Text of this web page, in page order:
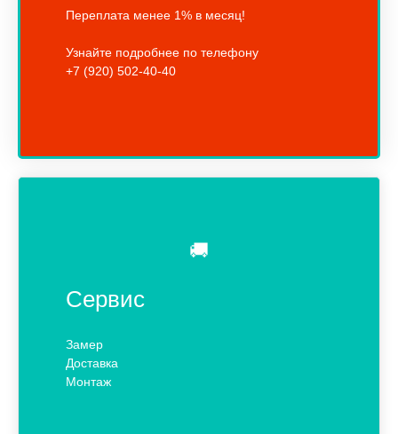
Переплата менее 1% в месяц!
Узнайте подробнее по телефону
+7 (920) 502-40-40
🚚
Сервис
Замер
Доставка
Монтаж